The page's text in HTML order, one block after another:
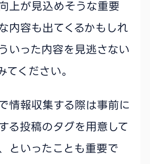
上が見込めそうな重要
内容も出てくるかもしれ
いった内容を見逃さない
てください。
情報収集する際は事前に
る投稿のタグを用意して
といったことも重要で